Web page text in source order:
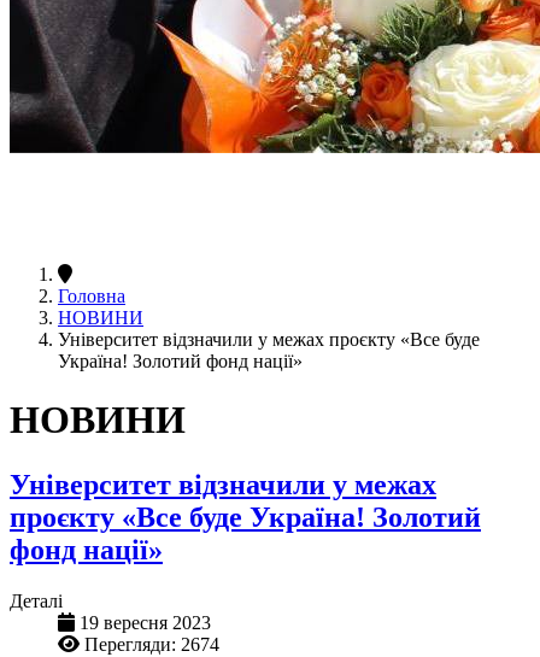
Головна
НОВИНИ
Університет відзначили у межах проєкту «Все буде
Україна! Золотий фонд нації»
НОВИНИ
Університет відзначили у межах
проєкту «Все буде Україна! Золотий
фонд нації»
Деталі
19 вересня 2023
Перегляди: 2674